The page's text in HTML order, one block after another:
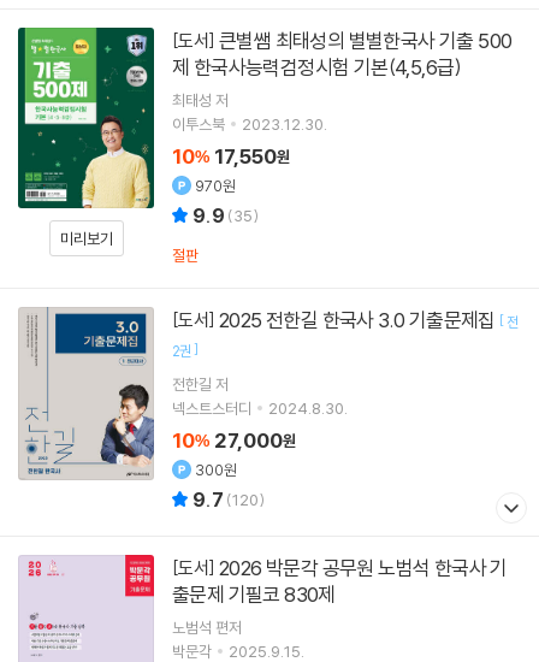
미리보기
[도서]
제 한국사능력검정시험 기본(4,5,6급)
최태성 저
이투스북
2023.12.30.
10% 17,550원
970원
9.9 (35)
절판
[도서] 2025 전한길 한국사 3.0 기출문제집 [ 전
2권 ]
전한길 저
넥스트스터디
2024.8.30.
10% 27,000원
300원
9.7 (120)
[도서]
출문제 기필코 830제
노범석 편저
박문각
2025.9.15.